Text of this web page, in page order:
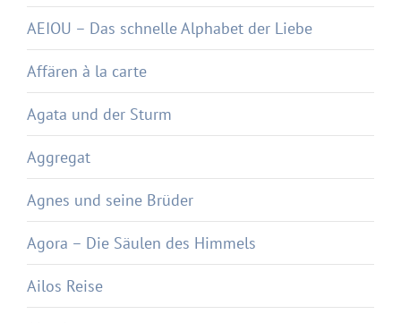
AEIOU – Das schnelle Alphabet der Liebe
Affären à la carte
Agata und der Sturm
Aggregat
Agnes und seine Brüder
Agora – Die Säulen des Himmels
Ailos Reise